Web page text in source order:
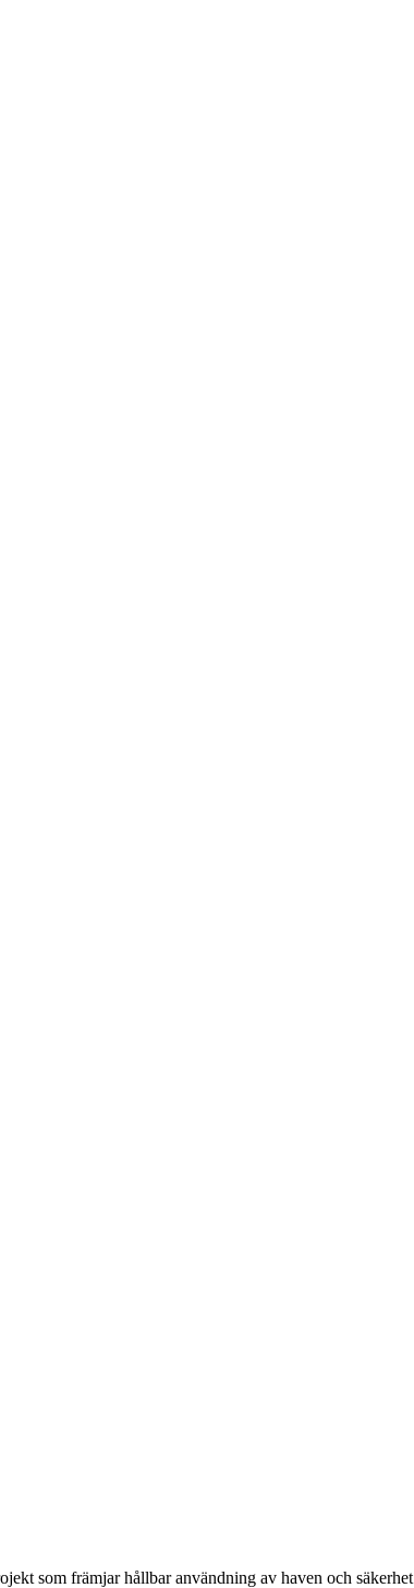
som främjar hållbar användning av haven och säkerhet